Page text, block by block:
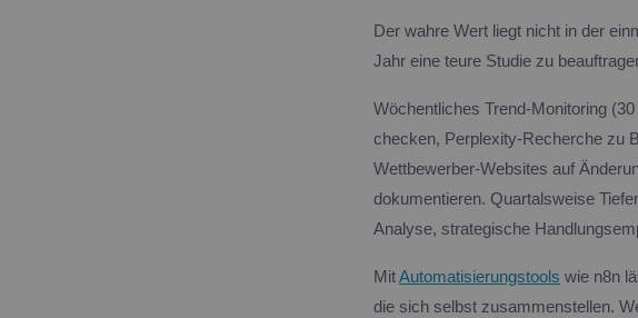
Der wahre Wert liegt nicht in der
Jahr eine teure Studie zu
Wöchentliches Trend-Monitoring
checken, Perplexity-Recherche zu
Wettbewerber-Websites auf
dokumentieren. Quartalsweise
Analyse, strategische
MitAutomatisierungstools wie n8n
die sich selbst zusammenstellen.